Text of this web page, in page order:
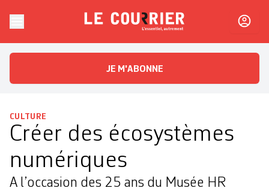
Le CourrierL'essentiel, autrement
JE M'ABONNE
CULTURE
Créer des écosystèmes
numériques
A l’occasion des 25 ans du Musée HR